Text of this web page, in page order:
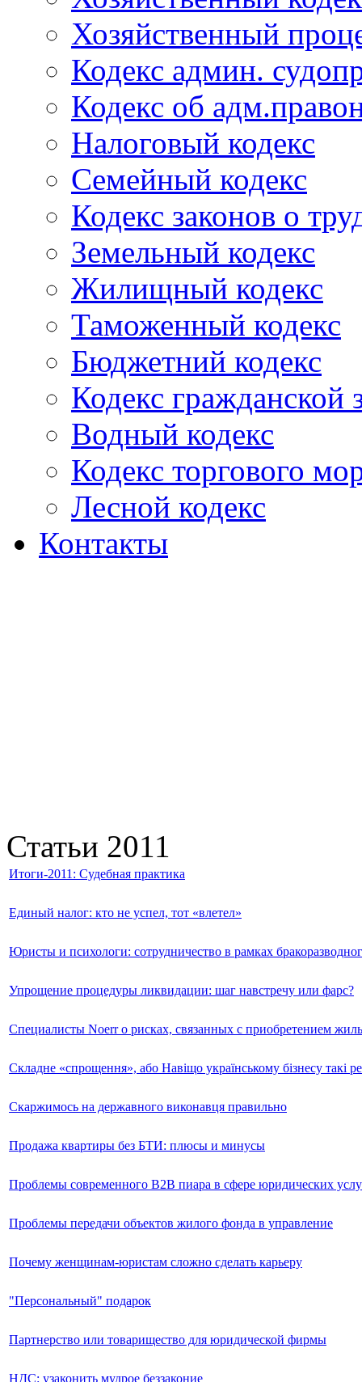
Хозяйственный
Кодекс админ.
Кодекс об
Налоговый кодекс
Семейный кодекс
Кодекс законов о
Земельный кодекс
Жилищный кодекс
Таможенный кодекс
Бюджетний кодекс
Кодекс гражданской
Водный кодекс
Кодекс торгового
Лесной кодекс
Контакты
Статьи 2011
Итоги-2011: Судебная практика
Единый налог: кто не успел, тот «влетел»
Юристы и психологи: сотрудничество в рамках
Упрощение процедуры ликвидации: шаг навстречу или фарс?
Специалисты Noerr о рисках, связанных с приобретением
Складне «спрощення», або Навіщо українському бізнесу такі
Скаржимось на державного виконавця правильно
Продажа квартиры без БТИ: плюсы и минусы
Проблемы современного B2B пиара в сфере юридических
Проблемы передачи объектов жилого фонда в управление
Почему женщинам-юристам сложно сделать карьеру
"Персональный" подарок
Партнерство или товарищество для юридической фирмы
НДС: узаконить мудрое беззаконие